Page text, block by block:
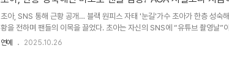
을 시도하며 긍정적인 반응을 이끌어내고 있습니다. 논란 속 박봄의 행보: 건
송지난 8월, 박봄은 건강상의 문제로 활동을 잠시 중단했습니다. 이어서, 지
초아, SNS 통해 근황 공개… 블랙 원피스 자태 '눈길'가수 초아가 한층 성숙
황을 전하며 팬들의 이목을 끌었다. 초아는 자신의 SNS에 “유튜브 촬영날”
트와 함께 두 장의 사진을 게재했다. 공개된 사진 속 초아는 블랙 슬리브리스
연예 2025.10.26